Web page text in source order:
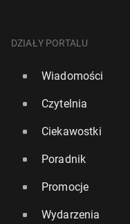
DZIAŁY PORTALU
Wiadomości
Czytelnia
Ciekawostki
Poradnik
Promocje
Wydarzenia